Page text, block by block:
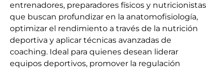
entrenadores, preparadores físicos y nutricionistas
que buscan profundizar en la anatomofisiología,
optimizar el rendimiento a través de la nutrición
deportiva y aplicar técnicas avanzadas de
coaching. Ideal para quienes desean liderar
equipos deportivos, promover la regulación